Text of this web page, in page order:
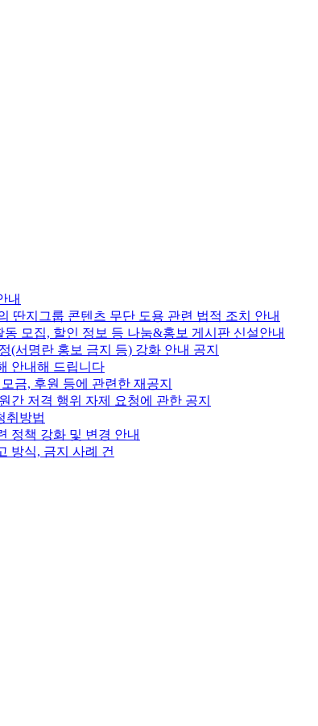
내
딴지그룹 콘텐츠 무단 도용 관련 법적 조치 안내
동 모집, 할인 정보 등 나눔&홍보 게시판 신설안내
(서명란 홍보 금지 등) 강화 안내 공지
안내해 드립니다
금, 후원 등에 관련한 재공지
간 저격 행위 자제 요청에 관한 공지
취방법
정책 강화 및 변경 안내
방식, 금지 사례 건